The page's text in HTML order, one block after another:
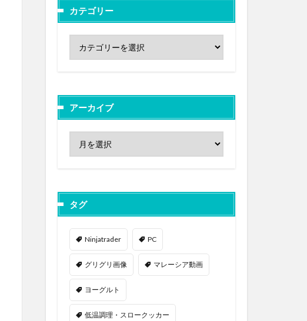
カテゴリー
アーカイブ
タグ
Ninjatrader PC
グリグリ画像 マレーシア動画
ヨーグルト
低温調理・スロークッカー